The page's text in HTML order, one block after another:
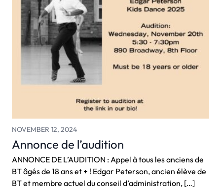
NOVEMBER 12, 2024
Annonce de l’audition
ANNONCE DE L’AUDITION : Appel à tous les anciens de
BT âgés de 18 ans et + ! Edgar Peterson, ancien élève de
BT et membre actuel du conseil d’administration, […]